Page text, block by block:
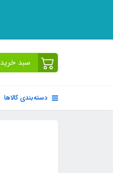
سبد خرید
دسته‌بندی کالاها